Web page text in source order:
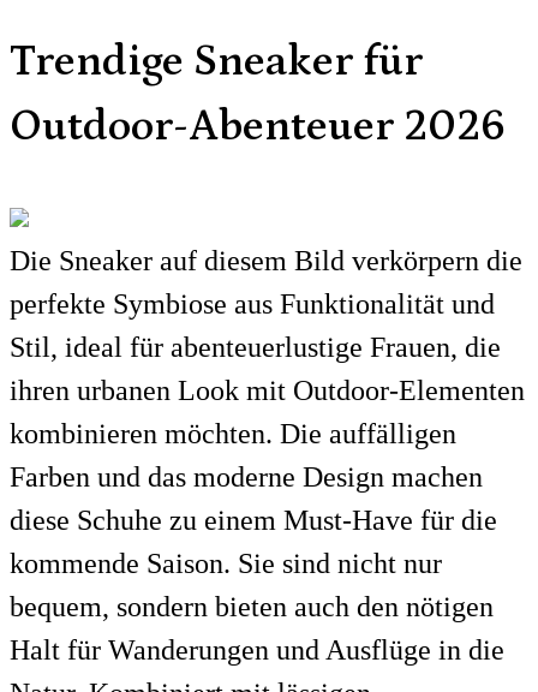
Trendige Sneaker für
Outdoor-Abenteuer 2026
Die Sneaker auf diesem Bild verkörpern die
perfekte Symbiose aus Funktionalität und
Stil, ideal für abenteuerlustige Frauen, die
ihren urbanen Look mit Outdoor-Elementen
kombinieren möchten. Die auffälligen
Farben und das moderne Design machen
diese Schuhe zu einem Must-Have für die
kommende Saison. Sie sind nicht nur
bequem, sondern bieten auch den nötigen
Halt für Wanderungen und Ausflüge in die